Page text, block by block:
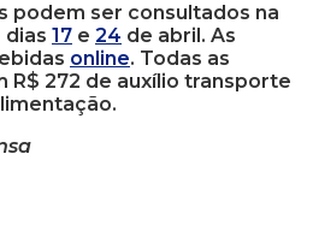
podem ser consultados na
dias 17 e 24 de abril. As
online. Todas as
R$ 272 de auxílio transporte